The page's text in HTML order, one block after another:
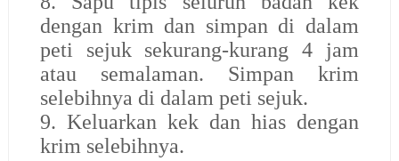
dengan krim dan simpan di dalam
peti sejuk sekurang-kurang 4 jam
atau semalaman. Simpan krim
selebihnya di dalam peti sejuk.
9. Keluarkan kek dan hias dengan
krim selebihnya.